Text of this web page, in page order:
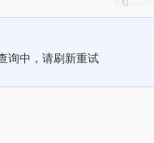
询中，请刷新重试